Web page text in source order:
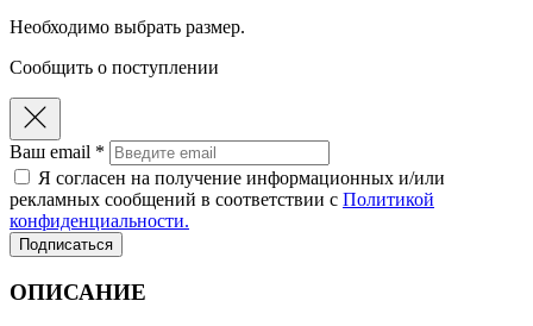
Необходимо выбрать размер.
Сообщить о поступлении
Ваш email *
Я согласен на получение информационных и/или
рекламных сообщений в соответствии с Политикой
конфиденциальности.
Подписаться
ОПИСАНИЕ